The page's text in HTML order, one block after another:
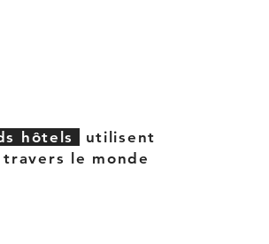
hôtels
utilisent
le monde